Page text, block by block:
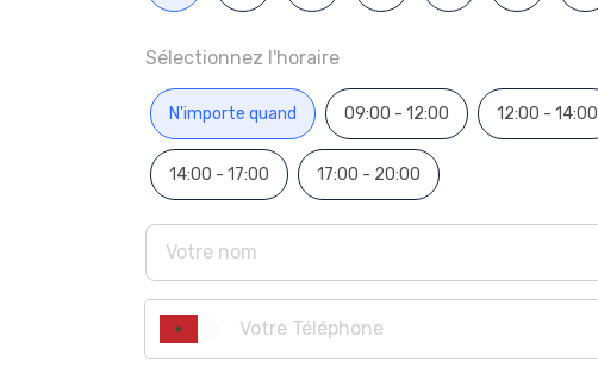
Sélectionnez l'horaire
N'importe quand 09:00 - 12:00 12:00 - 14:00
14:00 - 17:00 17:00 - 20:00